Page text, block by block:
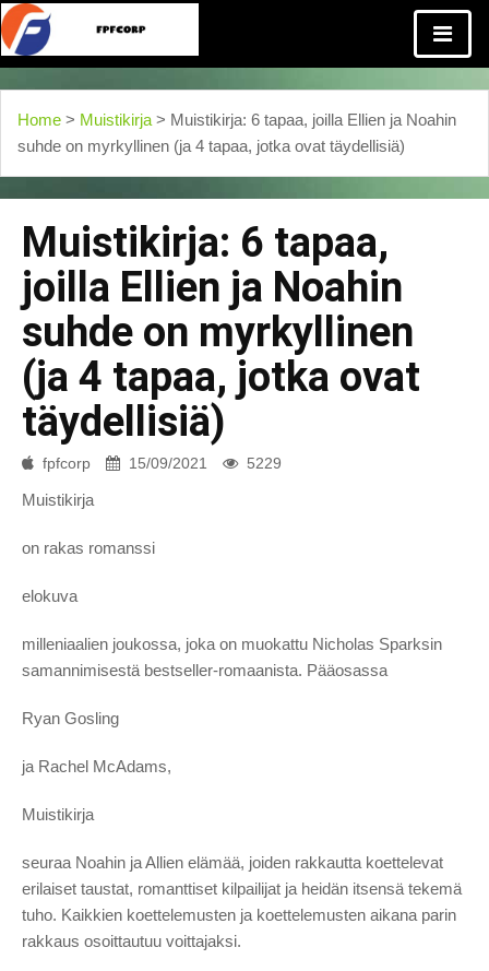
Home > Muistikirja > Muistikirja: 6 tapaa, joilla Ellien ja Noahin
suhde on myrkyllinen (ja 4 tapaa, jotka ovat täydellisiä)
Muistikirja: 6 tapaa,
joilla Ellien ja Noahin
suhde on myrkyllinen
(ja 4 tapaa, jotka ovat
täydellisiä)
fpfcorp 15/09/2021 5229
Muistikirja
on rakas romanssi
elokuva
milleniaalien joukossa, joka on muokattu Nicholas Sparksin
samannimisestä bestseller-romaanista. Pääosassa
Ryan Gosling
ja Rachel McAdams,
Muistikirja
seuraa Noahin ja Allien elämää, joiden rakkautta koettelevat
erilaiset taustat, romanttiset kilpailijat ja heidän itsensä tekemä
tuho. Kaikkien koettelemusten ja koettelemusten aikana parin
rakkaus osoittautuu voittajaksi.